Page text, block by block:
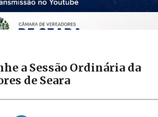
a Sessão Ordinária da
de Seara